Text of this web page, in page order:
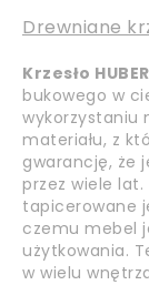
Drewniane
Krzesło
bukowego w
wykorzystaniu
materiału, z
gwarancję, że
przez wiele lat.
tapicerowane
czemu mebel
użytkowania.
w wielu